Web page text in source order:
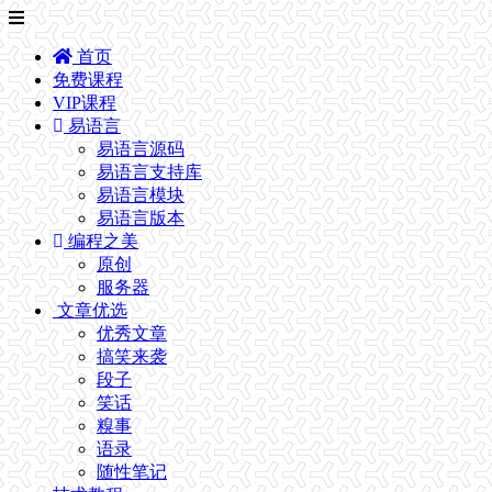
首页
免费课程
VIP课程
易语言
易语言源码
易语言支持库
易语言模块
易语言版本
编程之美
原创
服务器
文章优选
优秀文章
搞笑来袭
段子
笑话
糗事
语录
随性笔记